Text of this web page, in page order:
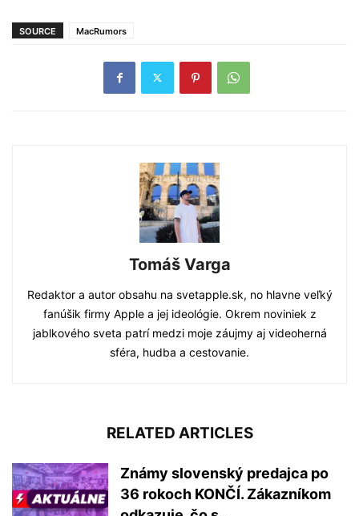
SOURCE MacRumors
Tomáš Varga
Redaktor a autor obsahu na svetapple.sk, no hlavne veľký
fanúšik firmy Apple a jej ideológie. Okrem noviniek z
jablkového sveta patrí medzi moje záujmy aj videoherná
sféra, hudba a cestovanie.
RELATED ARTICLES
Známy slovenský predajca po
36 rokoch KONČÍ. Zákazníkom